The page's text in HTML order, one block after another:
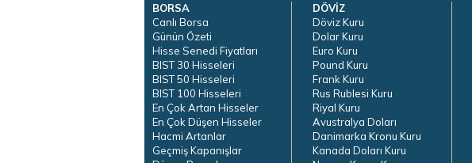
BORSA
Canlı Borsa
Günün Özeti
Hisse Senedi Fiyatları
BIST 30 Hisseleri
BIST 50 Hisseleri
BIST 100 Hisseleri
En Çok Artan Hisseler
En Çok Düşen Hisseler
Hacmi Artanlar
Geçmiş Kapanışlar
DÖVİZ
Döviz Kuru
Dolar Kuru
Euro Kuru
Pound Kuru
Frank Kuru
Rus Rublesi Kuru
Riyal Kuru
Avustralya Doları
Danimarka Kronu Kuru
Kanada Doları Kuru